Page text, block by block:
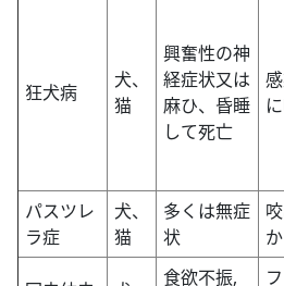
狂犬病
犬、
猫
興奮性の神
経症状又は
麻ひ、昏睡
して死亡
パスツレ
ラ症
犬、
猫
多くは無症
状
食欲不振,